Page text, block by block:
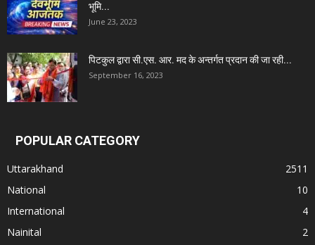
भूमि...
June 23, 2023
पिटकुल द्वारा सी.एस. आर. मद के अन्तर्गत प्रदान की जा रही...
September 16, 2023
POPULAR CATEGORY
Uttarakhand
2511
National
10
International
4
Nainital
2